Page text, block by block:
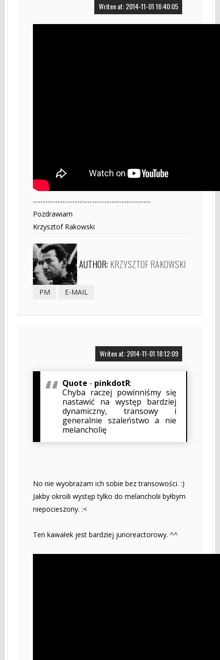
Writen at: 2014-11-01 16:40:05
------------------------------------------------
Pozdrawiam
Krzysztof Rakowski
AUTHOR: KRZYSZTOF RAKOWSKI
PM E-MAIL
Writen at: 2014-11-01 18:12:09
Quote - pinkdotR:
Chyba raczej powinniśmy się
nastawić na występ bardziej
dynamiczny, transowy i
generalnie szaleństwo a nie
melancholię
No nie wyobrażam ich sobie bez transowości. :)
Jakby okroili występ tylko do melancholii byłbym
niepocieszony. :<
Ten kawałek jest bardziej junoreactorowy. ^^